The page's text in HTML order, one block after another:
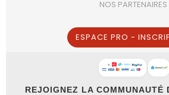
NOS PARTENAIRES
ESPACE PRO -
REJOIGNEZ LA COMMUNAUTÉ